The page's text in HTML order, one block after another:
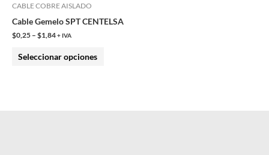
CABLE COBRE AISLADO
Cable Gemelo SPT CENTELSA
$0,25 – $1,84+ IVA
Seleccionar opciones
elegir